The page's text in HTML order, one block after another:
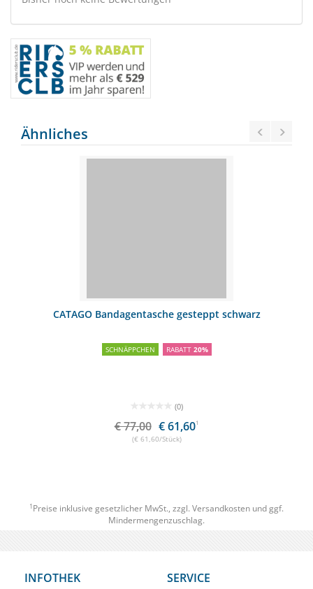
Ähnliches
CATAGO Bandagentasche gesteppt schwarz
SCHNÄPPCHEN RABATT 20%
(0)
€ 77,00 € 61,601
(€ 61,60/Stück)
1 Preise inklusive gesetzlicher MwSt., zzgl. Versandkosten und ggf.
Mindermengenzuschlag.
INFOTHEK SERVICE